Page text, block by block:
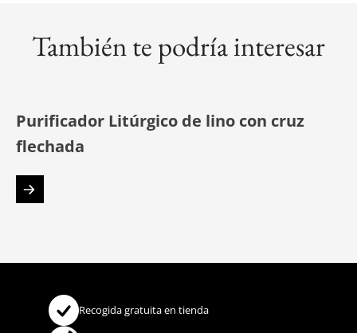
También te podría interesar
Purificador Litúrgico de lino con cruz
flechada
Recogida gratuita en tienda